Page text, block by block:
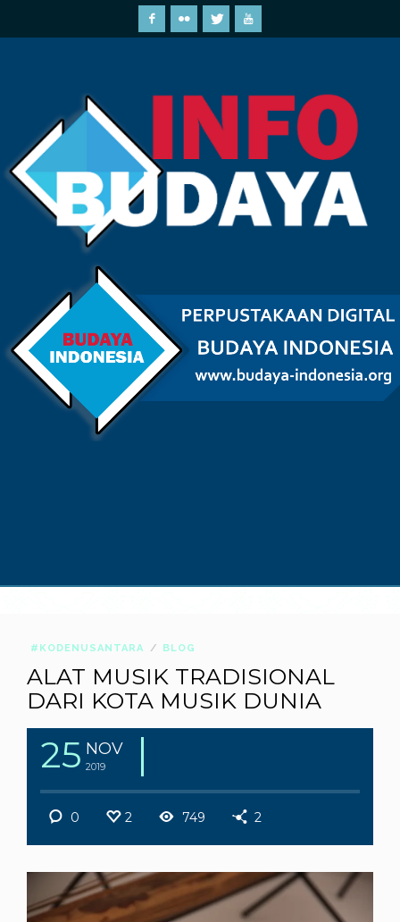
#KODENUSANTARA BLOG
ALAT MUSIK TRADISIONAL
DARI KOTA MUSIK DUNIA
25 NOV
2019
0 2 749 2